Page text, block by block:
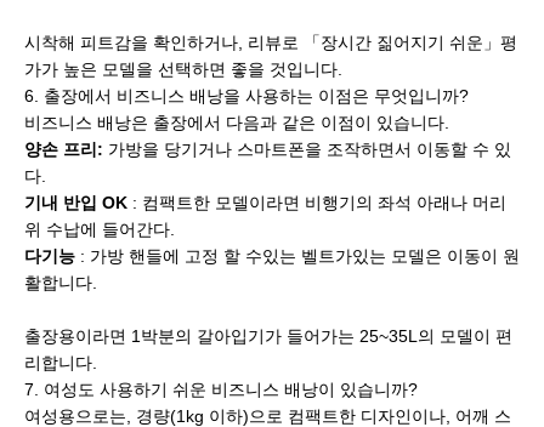
시착해 피트감을 확인하거나, 리뷰로 「장시간 짊어지기 쉬운」평
가가 높은 모델을 선택하면 좋을 것입니다.
6. 출장에서 비즈니스 배낭을 사용하는 이점은 무엇입니까?
비즈니스 배낭은 출장에서 다음과 같은 이점이 있습니다.
양손 프리: 가방을 당기거나 스마트폰을 조작하면서 이동할 수 있
다.
기내 반입 OK : 컴팩트한 모델이라면 비행기의 좌석 아래나 머리
위 수납에 들어간다.
다기능 : 가방 핸들에 고정 할 수있는 벨트가있는 모델은 이동이 원
활합니다.
출장용이라면 1박분의 갈아입기가 들어가는 25~35L의 모델이 편
리합니다.
7. 여성도 사용하기 쉬운 비즈니스 배낭이 있습니까?
여성용으로는, 경량(1kg 이하)으로 컴팩트한 디자인이나, 어깨 스